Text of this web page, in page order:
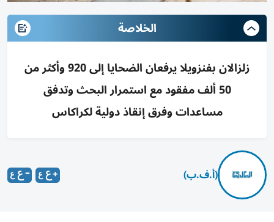
الخلاصة
زلزالان بفنزويلا يرفعان الضحايا إلى 920 وأكثر من
50 ألف مفقود مع استمرار البحث وتدفق
مساعدات وفرق إنقاذ دولية لكراكاس
(أ.ف.ب)